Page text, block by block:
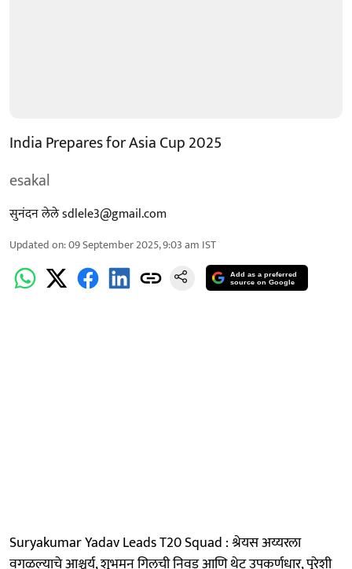
India Prepares for Asia Cup 2025
esakal
सुनंदन लेले sdlele3@gmail.com
Updated on:09 September 2025, 9:03 am IST
Add as a preferred
source on Google
Suryakumar Yadav Leads T20 Squad : श्रेयस अय्यरला
वगळल्याचे आश्चर्य, शुभमन गिलची निवड आणि थेट उपकर्णधार, पुरेशी